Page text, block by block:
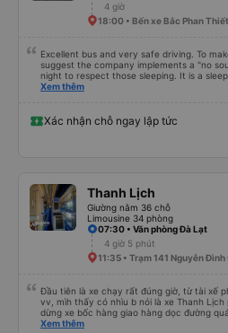
4 giờ
18:00 • Bến xe Bắc Phan Thiết
Excellent bus and very safe driving. To
suggest the company implements a "no
night to respect those sleeping. It is a
please display the Wi-Fi password clearly
quy định rõ ràng về việc giữ im lặng (tắt
để tránh làm phiền hành khách khác ngủ.
khẩu Wi-Fi trong xe để hành khách dễ
Xem thêm
Xác nhận chỗ ngay lập tức
Thanh Lịch
Giường nằm 36 chỗ
Limousine 34 phòng
07:30 • Văn phòng Đà Lạt
4 giờ 5 phút
11:35 • Trạm 141 Nguyễn
Đầu tiên là xe chạy rất đúng giờ, từ tài xế
vv, mìh thấy có nhìu b nói là xe Thanh
dừng xe bốc hàng giao hàng dọc đường
thấy với giá có 200k xe giường nằm máy
Xem thêm